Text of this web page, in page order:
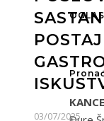
03/07/2025
OGLAS